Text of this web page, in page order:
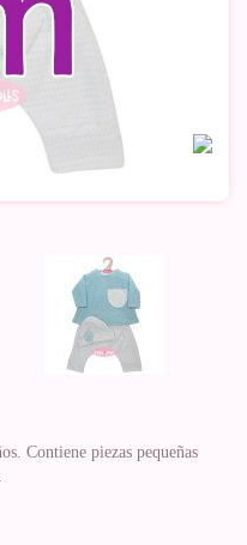
Contiene piezas pequeñas